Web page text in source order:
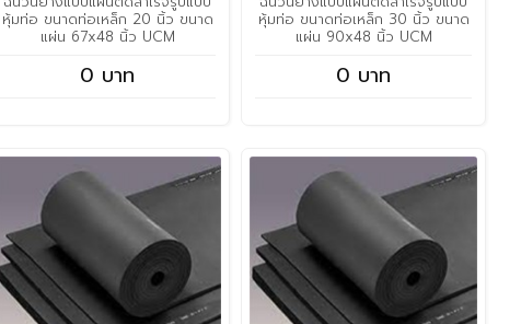
หุ้มท่อ ขนาดท่อเหล็ก 20 นิ้ว ขนาด
แผ่น 67x48 นิ้ว UCM
0 บาท
หุ้มท่อ ขนาดท่อเหล็ก 30 นิ้ว ขนาด
แผ่น 90x48 นิ้ว UCM
0 บาท